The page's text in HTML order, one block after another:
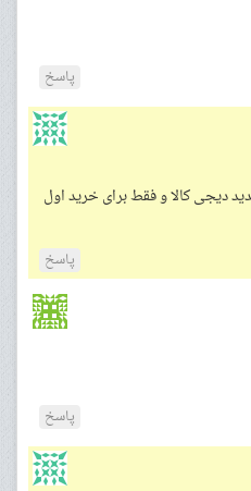
پاسخ
دیجی کالا و فقط برای خرید اول
پاسخ
پاسخ